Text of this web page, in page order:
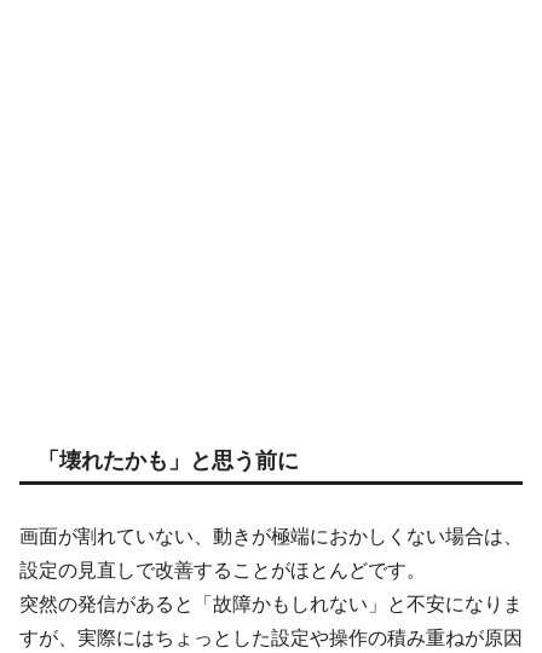
「壊れたかも」と思う前に
画面が割れていない、動きが極端におかしくない場合は、
設定の見直しで改善することがほとんどです。
突然の発信があると「故障かもしれない」と不安になりま
すが、実際にはちょっとした設定や操作の積み重ねが原因